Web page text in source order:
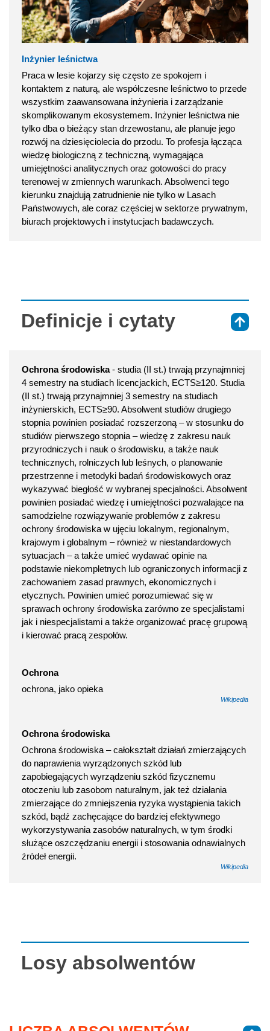
Inżynier leśnictwa
Praca w lesie kojarzy się często ze spokojem i
kontaktem z naturą, ale współczesne leśnictwo to przede
wszystkim zaawansowana inżynieria i zarządzanie
skomplikowanym ekosystemem. Inżynier leśnictwa nie
tylko dba o bieżący stan drzewostanu, ale planuje jego
rozwój na dziesięciolecia do przodu. To profesja łącząca
wiedzę biologiczną z techniczną, wymagająca
umiejętności analitycznych oraz gotowości do pracy
terenowej w zmiennych warunkach. Absolwenci tego
kierunku znajdują zatrudnienie nie tylko w Lasach
Państwowych, ale coraz częściej w sektorze prywatnym,
biurach projektowych i instytucjach badawczych.
Definicje i cytaty
Ochrona środowiska- studia (II st.) trwają przynajmniej
4 semestry na studiach licencjackich, ECTS≥120. Studia
(II st.) trwają przynajmniej 3 semestry na studiach
inżynierskich, ECTS≥90. Absolwent studiów drugiego
stopnia powinien posiadać rozszerzoną – w stosunku do
studiów pierwszego stopnia – wiedzę z zakresu nauk
przyrodniczych i nauk o środowisku, a także nauk
technicznych, rolniczych lub leśnych, o planowanie
przestrzenne i metodyki badań środowiskowych oraz
wykazywać biegłość w wybranej specjalności. Absolwent
powinien posiadać wiedzę i umiejętności pozwalające na
samodzielne rozwiązywanie problemów z zakresu
ochrony środowiska w ujęciu lokalnym, regionalnym,
krajowym i globalnym – również w niestandardowych
sytuacjach – a także umieć wydawać opinie na
podstawie niekompletnych lub ograniczonych informacji z
zachowaniem zasad prawnych, ekonomicznych i
etycznych. Powinien umieć porozumiewać się w
sprawach ochrony środowiska zarówno ze specjalistami
jak i niespecjalistami a także organizować pracę grupową
i kierować pracą zespołów.
Ochrona
ochrona, jako opieka
Wikipedia
Ochrona środowiska
Ochrona środowiska – całokształt działań zmierzających
do naprawienia wyrządzonych szkód lub
zapobiegających wyrządzeniu szkód fizycznemu
otoczeniu lub zasobom naturalnym, jak też działania
zmierzające do zmniejszenia ryzyka wystąpienia takich
szkód, bądź zachęcające do bardziej efektywnego
wykorzystywania zasobów naturalnych, w tym środki
służące oszczędzaniu energii i stosowania odnawialnych
źródeł energii.
Wikipedia
Losy absolwentów